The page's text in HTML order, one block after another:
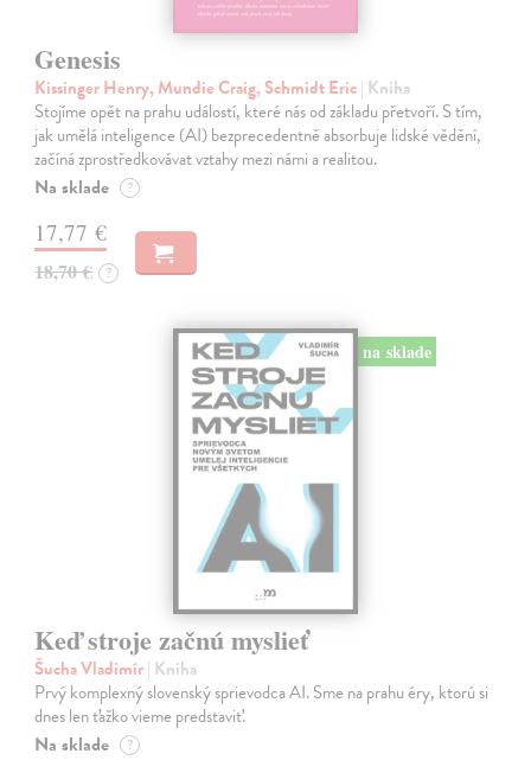
Genesis
Kissinger Henry, Mundie Craig, Schmidt Eric| Kniha
Stojíme opět na prahu událostí, které nás od základu přetvoří. S tím,
jak umělá inteligence (AI) bezprecedentně absorbuje lidské vědění,
začíná zprostředkovávat vztahy mezi námi a realitou.
Na sklade ?
17,77 €
18,70 € ?
na sklade
Keď stroje začnú myslieť
Šucha Vladimír| Kniha
Prvý komplexný slovenský sprievodca AI. Sme na prahu éry, ktorú si
dnes len ťažko vieme predstaviť.
Na sklade ?